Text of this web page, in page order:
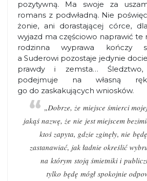
pozytywną. Ma swoje za
romans z podwładną. Nie
żonie, ani dorastającej córce,
wyjazd ma częściowo naprawić te
rodzinna wyprawa kończy
a Suderowi pozostaje jedynie
prawdy i zemsta…
podejmuje na własną
go do zaskakujących wniosków.
„Dobrze, że miejsce śmierci
jakąś nazwę, że nie jest miejscem
ktoś zapyta, gdzie zginęły, nie
zastanawiać, jak ładnie określić
na którym stoją śmietniki i
tylko będę mógł spokojnie